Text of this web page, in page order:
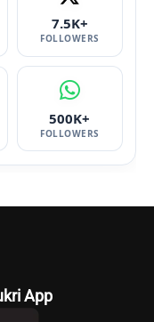
7.5K+
FOLLOWERS
500K+
FOLLOWERS
App